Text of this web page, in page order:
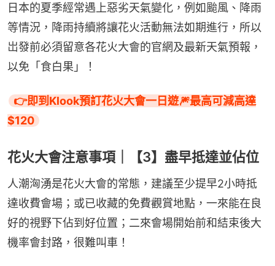
日本的夏季經常遇上惡劣天氣變化，例如颱風、降雨
等情況，降雨持續將讓花火活動無法如期進行，所以
岀發前必須留意各花火大會的官網及最新天氣預報，
以免「食白果」！
👉即到Klook預訂花火大會一日遊🎆最高可減高達
$120
花火大會注意事項｜【3】盡早抵達並佔位
人潮洶湧是花火大會的常態，建議至少提早2小時抵
達收費會場；或已收藏的免費觀賞地點，一來能在良
好的視野下佔到好位置；二來會場開始前和結束後大
機率會封路，很難叫車！